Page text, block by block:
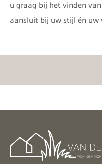
u graag bij het vinden
aansluit bij uw stijl én uw